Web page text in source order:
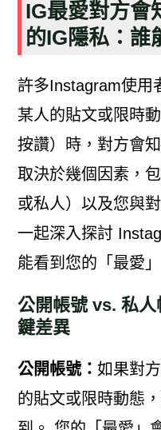
IG最愛對方會
的IG隱私：誰
許多Instagram使用
某人的貼文或限時
按讚）時，對方會
取決於幾個因素，
或私人）以及您與
一起深入探討
能看到您的「最愛」
公開帳號 vs. 私
鍵差異
公開帳號： 如果對
的貼文或限時動態